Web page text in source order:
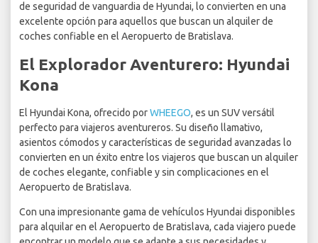
de seguridad de vanguardia de Hyundai, lo convierten en una
excelente opción para aquellos que buscan un alquiler de
coches confiable en el Aeropuerto de Bratislava.
El Explorador Aventurero: Hyundai
Kona
El Hyundai Kona, ofrecido porWHEEGO, es un SUV versátil
perfecto para viajeros aventureros. Su diseño llamativo,
asientos cómodos y características de seguridad avanzadas lo
convierten en un éxito entre los viajeros que buscan un alquiler
de coches elegante, confiable y sin complicaciones en el
Aeropuerto de Bratislava.
Con una impresionante gama de vehículos Hyundai disponibles
para alquilar en el Aeropuerto de Bratislava, cada viajero puede